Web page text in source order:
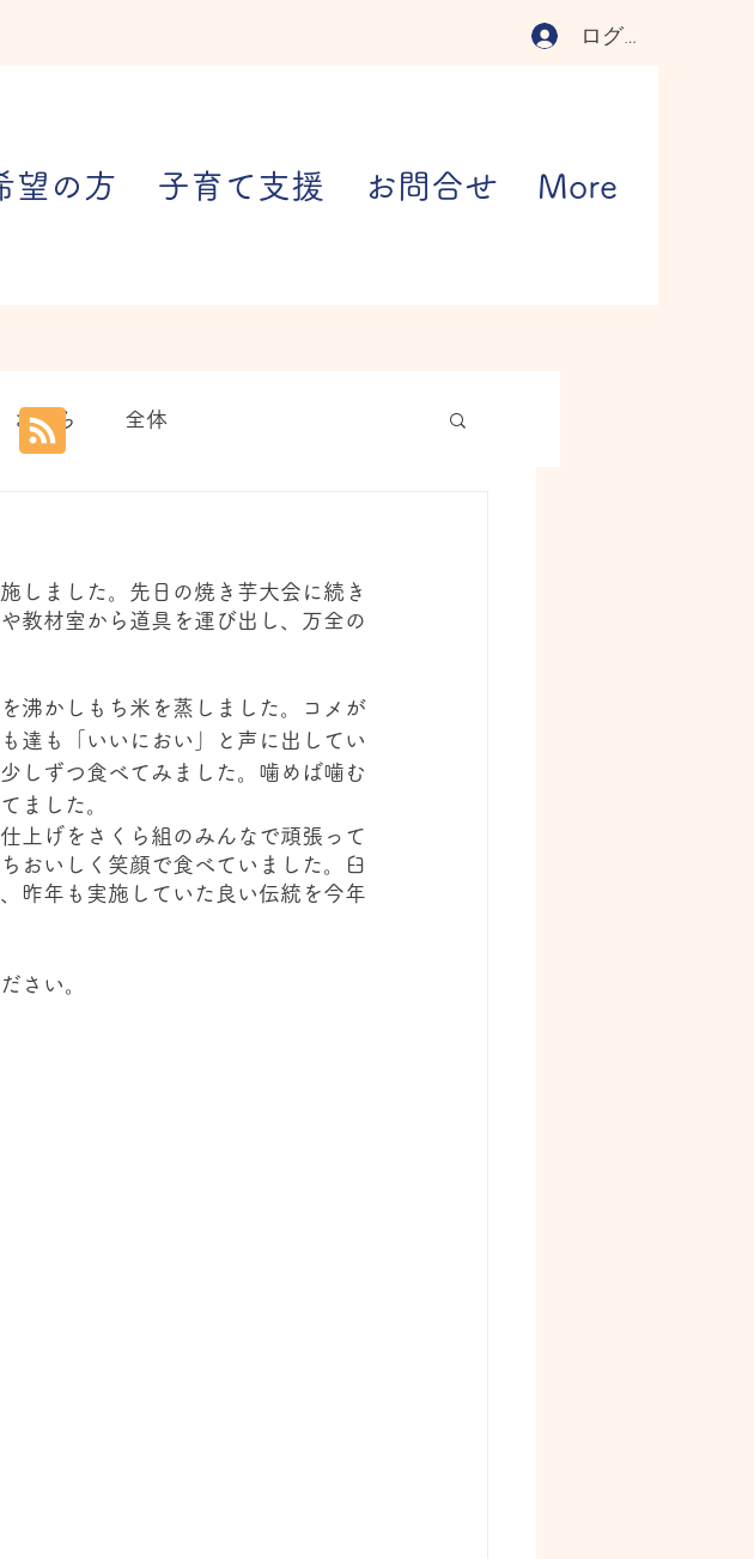
ログイン
望の方 子育て支援 お問合せ More
さくら 全体
しました。先日の焼き芋大会に続き
教材室から道具を運び出し、万全の
沸かしもち米を蒸しました。コメが
達も「いいにおい」と声に出してい
しずつ食べてみました。噛めば噛む
ました。
上げをさくら組のみんなで頑張って
おいしく笑顔で食べていました。臼
昨年も実施していた良い伝統を今年
さい。